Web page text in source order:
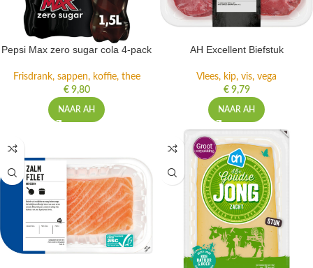
Pepsi Max zero sugar cola 4-pack
Frisdrank, sappen, koffie, thee
€9,80
NAAR AH
AH Excellent Biefstuk
Vlees, kip, vis, vega
€9,79
NAAR AH